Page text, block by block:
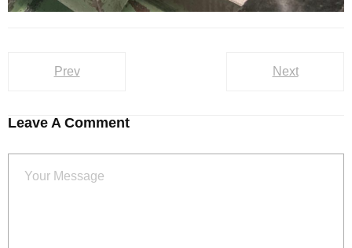
Prev Next
Leave A Comment